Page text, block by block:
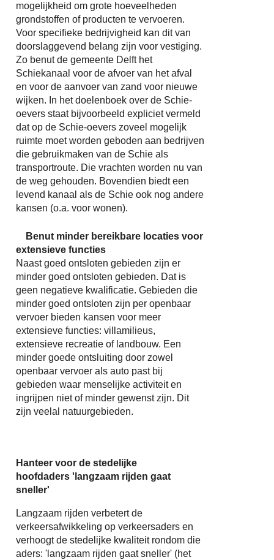
mogelijkheid om grote hoeveelheden
grondstoffen of producten te vervoeren.
Voor specifieke bedrijvigheid kan dit van
doorslaggevend belang zijn voor vestiging.
Zo benut de gemeente Delft het
Schiekanaal voor de afvoer van het afval
en voor de aanvoer van zand voor nieuwe
wijken. In het doelenboek over de Schie-
oevers staat bijvoorbeeld expliciet vermeld
dat op de Schie-oevers zoveel mogelijk
ruimte moet worden geboden aan bedrijven
die gebruikmaken van de Schie als
transportroute. Die vrachten worden nu van
de weg gehouden. Bovendien biedt een
levend kanaal als de Schie ook nog andere
kansen (o.a. voor wonen).
Benut minder bereikbare locaties voor
extensieve functies
Naast goed ontsloten gebieden zijn er
minder goed ontsloten gebieden. Dat is
geen negatieve kwalificatie. Gebieden die
minder goed ontsloten zijn per openbaar
vervoer bieden kansen voor meer
extensieve functies: villamilieus,
extensieve recreatie of landbouw. Een
minder goede ontsluiting door zowel
openbaar vervoer als auto past bij
gebieden waar menselijke activiteit en
ingrijpen niet of minder gewenst zijn. Dit
zijn veelal natuurgebieden.
Hanteer voor de stedelijke
hoofdaders 'langzaam rijden gaat
sneller'
Langzaam rijden verbetert de
verkeersafwikkeling op verkeersaders en
verhoogt de stedelijke kwaliteit rondom die
aders: 'langzaam rijden gaat sneller' (het